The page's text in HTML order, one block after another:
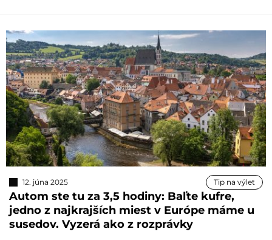
12. júna 2025 Tip na výlet
Autom ste tu za 3,5 hodiny: Baľte kufre,
jedno z najkrajších miest v Európe máme u
susedov. Vyzerá ako z rozprávky